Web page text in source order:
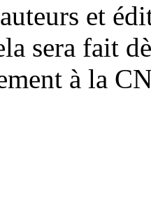
et
sera fait
à la